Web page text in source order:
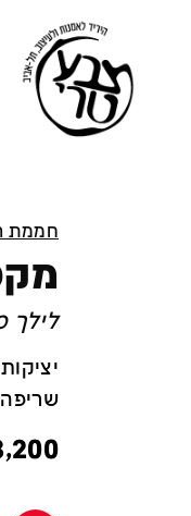
חממת
לילך
שריפה 1230° צלזיוס. / 24x16x8.5 ס''מ